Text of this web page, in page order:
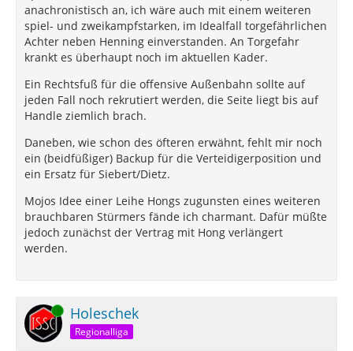
anachronistisch an, ich wäre auch mit einem weiteren
spiel- und zweikampfstarken, im Idealfall torgefährlichen
Achter neben Henning einverstanden. An Torgefahr
krankt es überhaupt noch im aktuellen Kader.
Ein Rechtsfuß für die offensive Außenbahn sollte auf
jeden Fall noch rekrutiert werden, die Seite liegt bis auf
Handle ziemlich brach.
Daneben, wie schon des öfteren erwähnt, fehlt mir noch
ein (beidfüßiger) Backup für die Verteidigerposition und
ein Ersatz für Siebert/Dietz.
Mojos Idee einer Leihe Hongs zugunsten eines weiteren
brauchbaren Stürmers fände ich charmant. Dafür müßte
jedoch zunächst der Vertrag mit Hong verlängert
werden.
Online Holeschek
Regionalliga